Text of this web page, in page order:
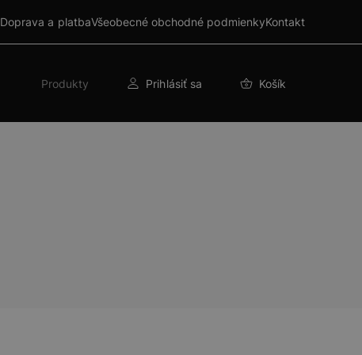
Doprava a platbaVšeobecné obchodné podmienkyKontakt
Produkty Prihlásiť sa Košík